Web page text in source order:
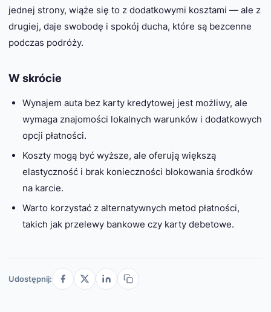
jednej strony, wiąże się to z dodatkowymi kosztami — ale z
drugiej, daje swobodę i spokój ducha, które są bezcenne
podczas podróży.
W skrócie
Wynajem auta bez karty kredytowej jest możliwy, ale
wymaga znajomości lokalnych warunków i dodatkowych
opcji płatności.
Koszty mogą być wyższe, ale oferują większą
elastyczność i brak konieczności blokowania środków
na karcie.
Warto korzystać z alternatywnych metod płatności,
takich jak przelewy bankowe czy karty debetowe.
Udostępnij: